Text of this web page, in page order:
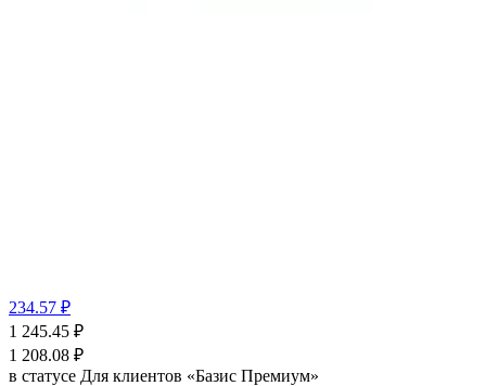
234.57 ₽
1 245.45 ₽
1 208.08 ₽
в статусе Для клиентов «Базис Премиум»